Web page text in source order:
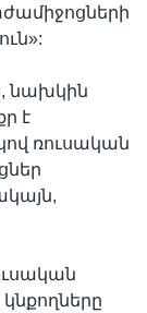
նախկին
է
ռուսական